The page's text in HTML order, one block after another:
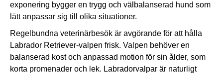
exponering bygger en trygg och välbalanserad hund som
lätt anpassar sig till olika situationer.
Regelbundna veterinärbesök är avgörande för att hålla
Labrador Retriever-valpen frisk. Valpen behöver en
balanserad kost och anpassad motion för sin ålder, som
korta promenader och lek. Labradorvalpar är naturligt